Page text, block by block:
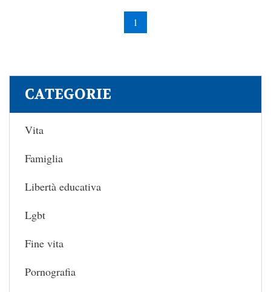
1
CATEGORIE
Vita
Famiglia
Libertà educativa
Lgbt
Fine vita
Pornografia